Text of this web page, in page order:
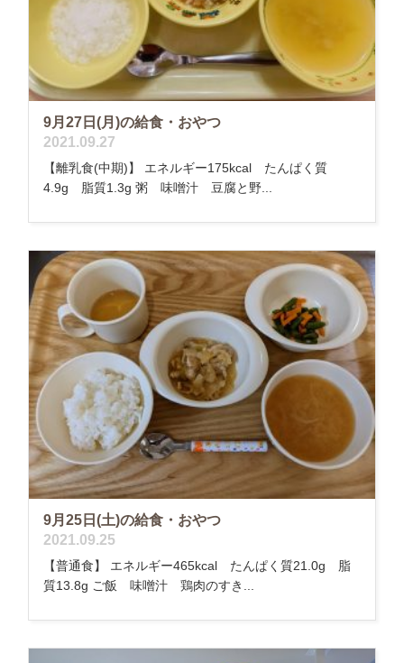
9月27日(月)の給食・おやつ
2021.09.27
【離乳食(中期)】 エネルギー175kcal たんぱく質
4.9g 脂質1.3g 粥 味噌汁 豆腐と野...
9月25日(土)の給食・おやつ
2021.09.25
【普通食】 エネルギー465kcal たんぱく質21.0g 脂
質13.8g ご飯 味噌汁 鶏肉のすき...